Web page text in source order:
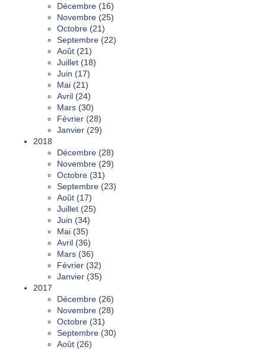
Décembre (16)
Novembre (25)
Octobre (21)
Septembre (22)
Août (21)
Juillet (18)
Juin (17)
Mai (21)
Avril (24)
Mars (30)
Février (28)
Janvier (29)
2018
Décembre (28)
Novembre (29)
Octobre (31)
Septembre (23)
Août (17)
Juillet (25)
Juin (34)
Mai (35)
Avril (36)
Mars (36)
Février (32)
Janvier (35)
2017
Décembre (26)
Novembre (28)
Octobre (31)
Septembre (30)
Août (26)